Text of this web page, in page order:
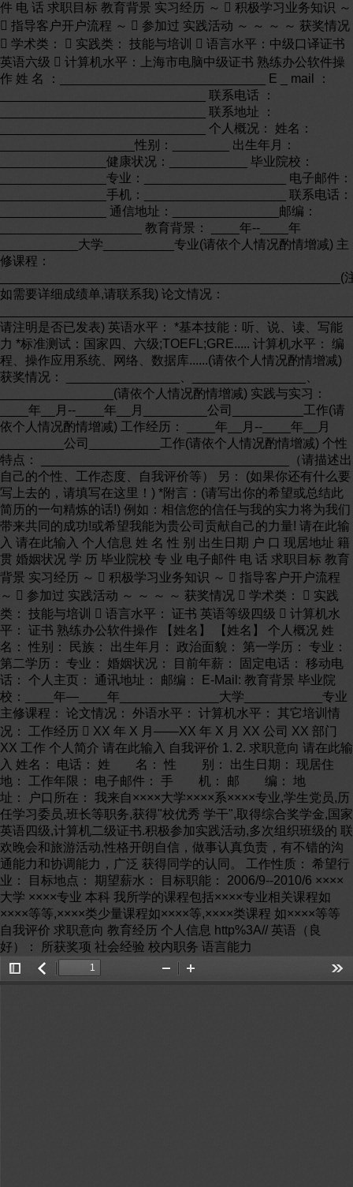
件 电 话 求职目标 教育背景 实习经历 ～  积极学习业务知识 ～
 指导客户开户流程 ～  参加过 实践活动 ～ ～ ～ ～ 获奖情况
 学术类：  实践类： 技能与培训  语言水平：中级口译证书
英语六级  计算机水平：上海市电脑中级证书 熟练办公软件操
作 姓 名 ：_____________________________ E _ mail ：
_____________________________ 联系电话 ：
_____________________________ 联系地址 ：
_____________________________ 个人概况： 姓名：
___________________性别：________ 出生年月：
_______________健康状况：___________ 毕业院校：
_______________专业：____________________ 电子邮件：
_______________手机：____________________ 联系电话：
_______________ 通信地址：_______________邮编：
____________________ 教育背景： ____年--____年
___________大学__________专业(请依个人情况酌情增减) 主
修课程：
________________________________________________(
如需要详细成绩单,请联系我) 论文情况：
请注明是否已发表) 英语水平： *基本技能：听、说、读、写能
力 *标准测试：国家四、六级;TOEFL;GRE..... 计算机水平： 编
程、操作应用系统、网络、数据库......(请依个人情况酌情增减)
获奖情况： ________________、________________、
________________(请依个人情况酌情增减) 实践与实习：
____年__月--____年__月_________公司__________工作(请
依个人情况酌情增减) 工作经历： ____年__月--____年__月
_________公司__________工作(请依个人情况酌情增减) 个性
特点： ___________________________________（请描述出
自己的个性、工作态度、自我评价等） 另： (如果你还有什么要
写上去的，请填写在这里！) *附言：(请写出你的希望或总结此
简历的一句精炼的话!) 例如：相信您的信任与我的实力将为我们
带来共同的成功!或希望我能为贵公司贡献自己的力量! 请在此输
入 请在此输入 个人信息 姓 名 性 别 出生日期 户 口 现居地址 籍
贯 婚姻状况 学 历 毕业院校 专 业 电子邮件 电 话 求职目标 教育
背景 实习经历 ～  积极学习业务知识 ～  指导客户开户流程
～  参加过 实践活动 ～ ～ ～ ～ 获奖情况  学术类：  实践
类： 技能与培训  语言水平： 证书 英语等级四级  计算机水
平： 证书 熟练办公软件操作 【姓名】 【姓名】 个人概况 姓
名： 性别： 民族： 出生年月： 政治面貌： 第一学历： 专业：
第二学历： 专业： 婚姻状况： 目前年薪： 固定电话： 移动电
话： 个人主页： 通讯地址： 邮编： E-Mail: 教育背景 毕业院
校：____年—____年______________大学___________专业
主修课程： 论文情况： 外语水平： 计算机水平： 其它培训情
况： 工作经历  XX 年 X 月——XX 年 X 月 XX 公司 XX 部门
XX 工作 个人简介 请在此输入 自我评价 1. 2. 求职意向 请在此输
入 姓名： 电话： 姓 名： 性 别： 出生日期： 现居住
地： 工作年限： 电子邮件： 手 机： 邮 编： 地
址： 户口所在： 我来自××××大学××××系××××专业,学生党员,历
任学习委员,班长等职务,获得"校优秀 学干",取得综合奖学金,国家
英语四级,计算机二级证书.积极参加实践活动,多次组织班级的 联
欢晚会和旅游活动,性格开朗自信，做事认真负责，有不错的沟
通能力和协调能力，广泛 获得同学的认同。 工作性质： 希望行
业： 目标地点： 期望薪水： 目标职能： 2006/9--2010/6 ××××
大学 ××××专业 本科 我所学的课程包括××××专业相关课程如
××××等等,××××类少量课程如××××等,××××类课程 如××××等等
自我评价 求职意向 教育经历 个人信息 http%3A// 英语（良
好）： 所获奖项 社会经验 校内职务 语言能力
Toggle返
Zoom